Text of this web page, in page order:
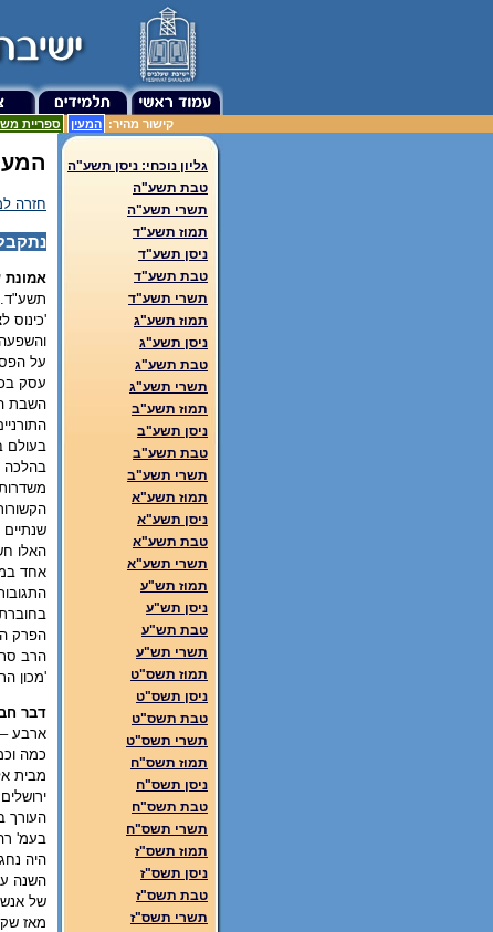
קישור מהיר: המעין ספריית
חזרה
אמונת
תשע"ד.
'כינוס
על
עסק
השבת
בעולם
בהלכה
האלו
אחד
הפרק
הרב
'מכון
דבר
ארבע –
כמה
מבית
העורך
בעמ'
היה
השנה
של
מאז
גליון נוכחי: ניסן תשע"ה
טבת תשע"ה
תשרי תשע"ה
תמוז תשע"ד
ניסן תשע"ד
טבת תשע"ד
תשרי תשע"ד
תמוז תשע"ג
ניסן תשע"ג
טבת תשע"ג
תשרי תשע"ג
תמוז תשע"ב
ניסן תשע"ב
טבת תשע"ב
תשרי תשע"ב
תמוז תשע"א
ניסן תשע"א
טבת תשע"א
תשרי תשע"א
תמוז תש"ע
ניסן תש"ע
טבת תש"ע
תשרי תש"ע
תמוז תשס"ט
ניסן תשס"ט
טבת תשס"ט
תשרי תשס"ט
תמוז תשס"ח
ניסן תשס"ח
טבת תשס"ח
תשרי תשס"ח
תמוז תשס"ז
ניסן תשס"ז
טבת תשס"ז
תשרי תשס"ז